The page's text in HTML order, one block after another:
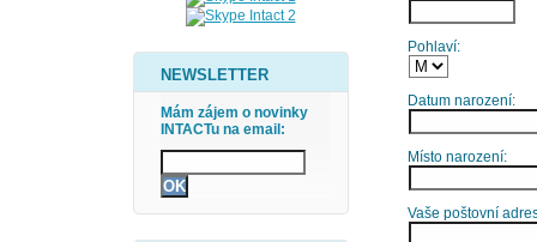
NEWSLETTER
Mám zájem o novinky
INTACTu na email:
Pohlaví:
Datum narození:
Místo narození:
Vaše poštovní